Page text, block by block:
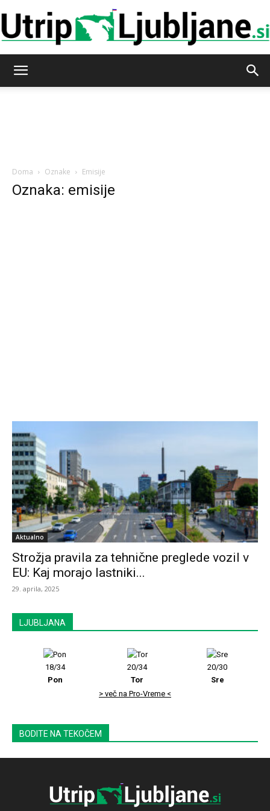
Doma Oznake Emisije
Oznaka: emisije
Aktualno
Strožja pravila za tehnične preglede vozil v
EU: Kaj morajo lastniki...
29. aprila, 2025
LJUBLJANA
18/34
Pon
20/34
Tor
20/30
Sre
> več na Pro-Vreme <
BODITE NA TEKOČEM